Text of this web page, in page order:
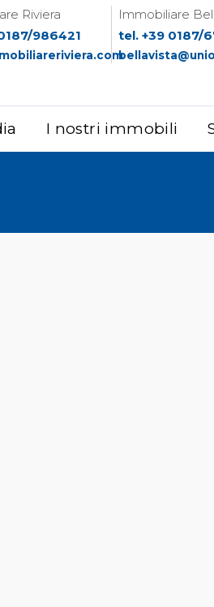
Riviera
986421
Immobiliare
tel. +39 0187/
I nostri immobili